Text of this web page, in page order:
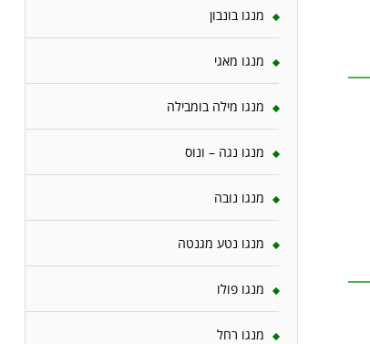
מנגו בונבון
מנגו מאגי
מנגו מילה בומבילה
מנגו נגה – ונוס
מנגו נובה
מנגו נטע מגנטה
מנגו פולו
מנגו רחל